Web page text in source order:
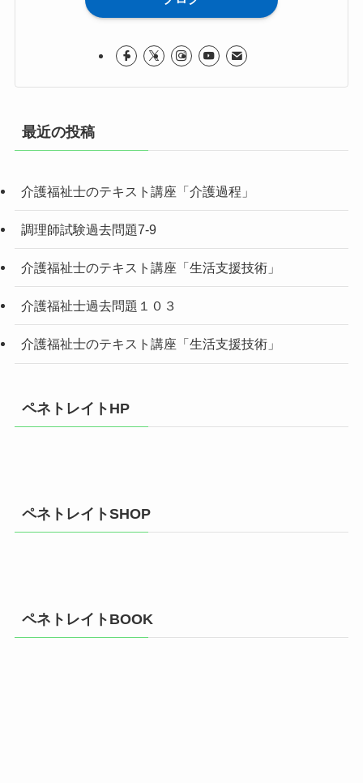
最近の投稿
介護福祉士のテキスト講座「介護過程」
調理師試験過去問題7-9
介護福祉士のテキスト講座「生活支援技術」
介護福祉士過去問題１０３
介護福祉士のテキスト講座「生活支援技術」
ペネトレイトHP
ペネトレイトSHOP
ペネトレイトBOOK